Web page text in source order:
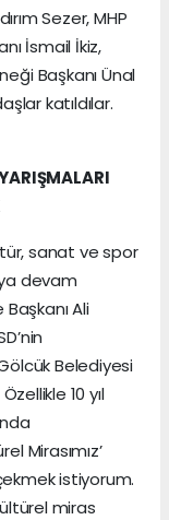
Sezer, MHP
İsmail İkiz,
Başkanı Ünal
katıldılar.
sanat ve spor
devam
Ali
Belediyesi
10 yıl
Mirasımız’
istiyorum.
miras